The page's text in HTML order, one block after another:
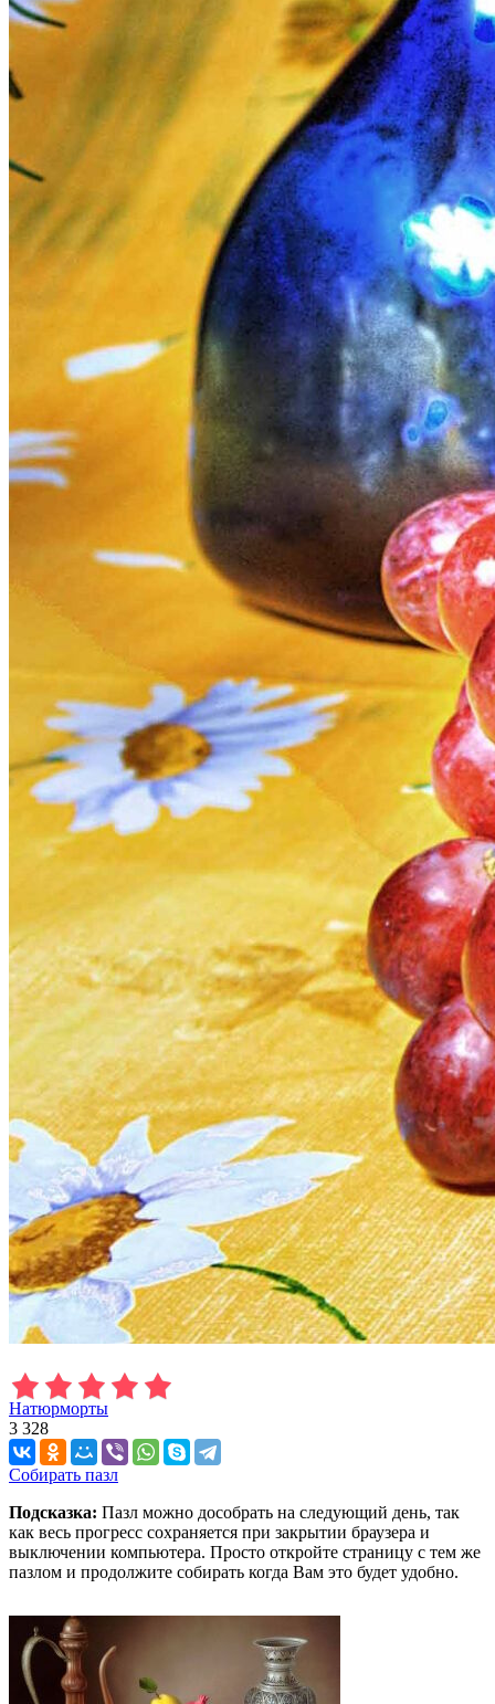
Натюрморты
3 328
Собирать пазл
Подсказка: Пазл можно дособрать на следующий день, так
как весь прогресс сохраняется при закрытии браузера и
выключении компьютера. Просто откройте страницу с тем же
пазлом и продолжите собирать когда Вам это будет удобно.